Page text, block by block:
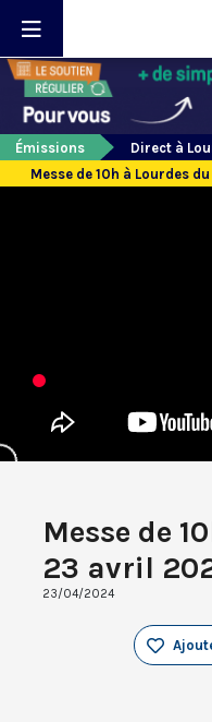
Émissions
Direct à
Messe de 10h à Lourdes
Messe de
23 avril
23/04/2024